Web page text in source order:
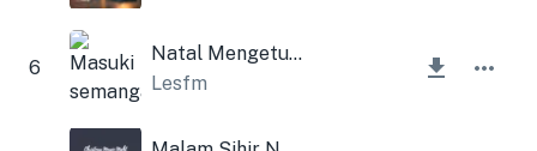
6
Natal Mengetuk Pintu
Lesfm